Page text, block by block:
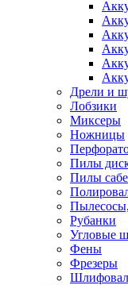
Дрели и
Лобзики
Миксеры
Ножницы
Пилы
Пилы
Рубанки
Угловые
Фены
Фрезеры